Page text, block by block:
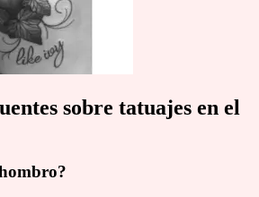
sobre tatuajes en el